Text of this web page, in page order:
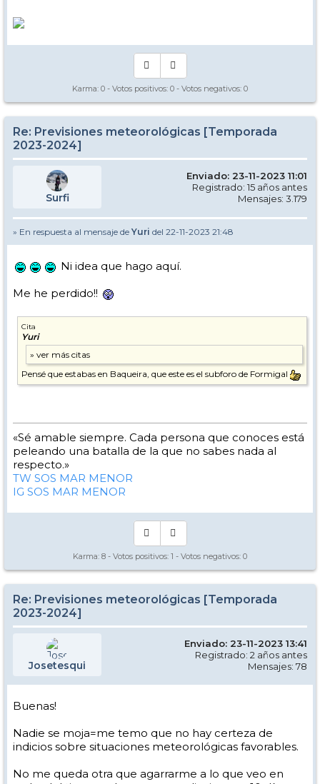
Karma: 0 - Votos positivos: 0 - Votos negativos: 0
Re: Previsiones meteorológicas [Temporada
2023-2024]
Surfi
Enviado: 23-11-2023 11:01
Registrado: 15 años antes
Mensajes: 3.179
» En respuesta al mensaje de Yuri del 22-11-2023 21:48
Ni idea que hago aquí.
Me he perdido!!
Cita
Yuri
Pensé que estabas en Baqueira, que este es el subforo de Formigal
«Sé amable siempre. Cada persona que conoces está
peleando una batalla de la que no sabes nada al
respecto.»
TW SOS MAR MENOR
IG SOS MAR MENOR
Karma: 8 - Votos positivos: 1 - Votos negativos: 0
Re: Previsiones meteorológicas [Temporada
2023-2024]
Josetesqui
Enviado: 23-11-2023 13:41
Registrado: 2 años antes
Mensajes: 78
Buenas!
Nadie se moja=me temo que no hay certeza de
indicios sobre situaciones meteorológicas favorables.
No me queda otra que agarrarme a lo que veo en